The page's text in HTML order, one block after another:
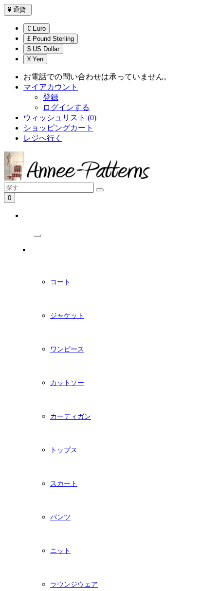
¥ 通貨
€ Euro
£ Pound Sterling
$ US Dollar
¥ Yen
お電話での問い合わせは承っていません。
マイアカウント
登録
ログインする
ウィッシュリスト (0)
ショッピングカート
レジへ行く
0
コート
ジャケット
ワンピース
カットソー
カーディガン
トップス
スカート
パンツ
ニット
ラウンジウェア